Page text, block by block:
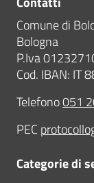
Comune di
Bologna
P.Iva
Cod. IBAN: IT
Telefono051
PEC
Categorie di